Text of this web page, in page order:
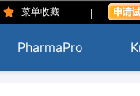
菜单收藏 |
PharmaPro